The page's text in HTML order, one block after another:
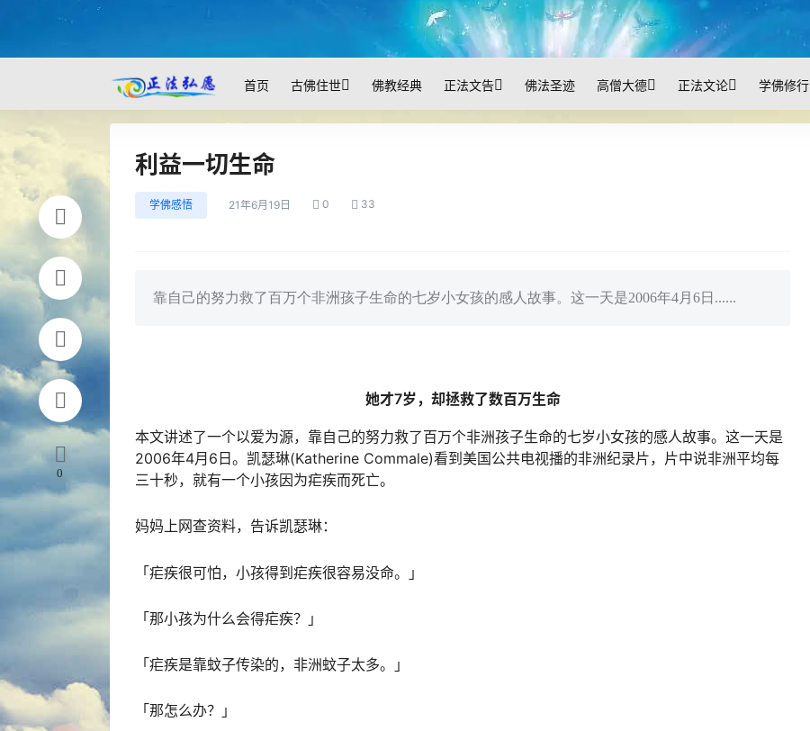
首页 古佛住世 佛教经典 正法文告 佛法圣迹 高僧大德 正法文论 学佛修行
利益一切生命
学佛感悟 21年6月19日 0 33
靠自己的努力救了百万个非洲孩子生命的七岁小女孩的感人故事。这一天是2006年4月6日......
她才7岁，却拯救了数百万生命
本文讲述了一个以爱为源，靠自己的努力救了百万个非洲孩子生命的七岁小女孩的感人故事。这一天是
2006年4月6日。凯瑟琳(Katherine Commale)看到美国公共电视播的非洲纪录片，片中说非洲平均每
三十秒，就有一个小孩因为疟疾而死亡。
妈妈上网查资料，告诉凯瑟琳：
「疟疾很可怕，小孩得到疟疾很容易没命。」
「那小孩为什么会得疟疾？」
「疟疾是靠蚊子传染的，非洲蚊子太多。」
「那怎么办？」
0